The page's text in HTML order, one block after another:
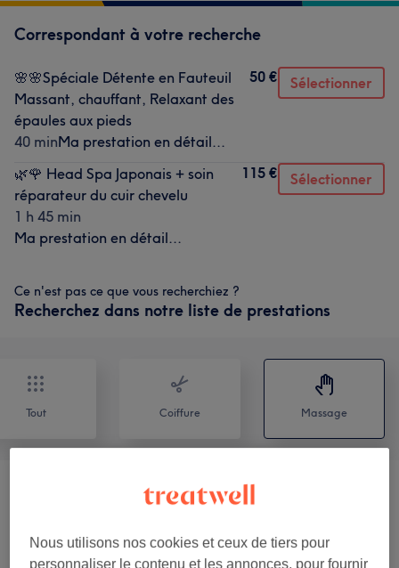
Correspondant à votre recherche
🌸🌸Spéciale Détente en Fauteuil
Massant, chauffant, Relaxant des
épaules aux pieds
40 minMa prestation en détail...
50 € Sélectionner
🌿🌹 Head Spa Japonais + soin
réparateur du cuir chevelu
1 h 45 min
Ma prestation en détail...
115 € Sélectionner
Ce n'est pas ce que vous recherchiez ?
Recherchez dans notre liste de prestations
Tout Coiffure Massage
(3)
Notre travail
Nous utilisons nos cookies et ceux de tiers pour
personnaliser le contenu et les annonces, pour fournir